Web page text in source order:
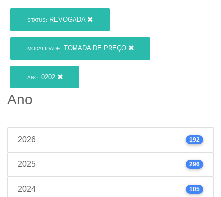
STATUS: REVOGADA
MODALIDADE: TOMADA DE PREÇO
ANO: 0202
Ano
2026 192
2025 296
2024 105